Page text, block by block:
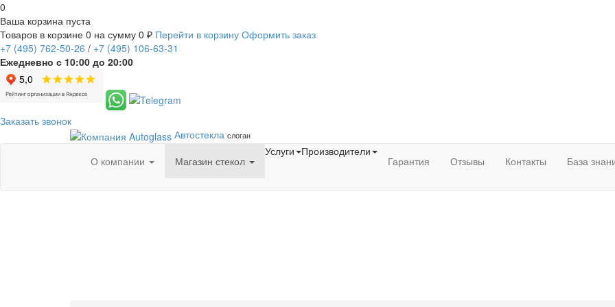
0
Ваша корзина пуста
Товаров в корзине 0 на сумму 0 ₽ Перейти в корзину Оформить заказ
+7 (495) 762-50-26 / +7 (495) 106-63-31
Ежедневно с 10:00 до 20:00
Заказать звонок
Автостекла слоган
О компании Магазин стекол
Услуги Производители
Гарантия Отзывы Контакты База